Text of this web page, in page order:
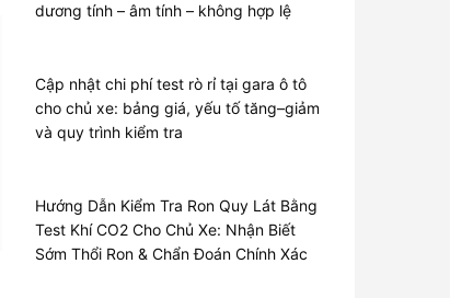
dương tính – âm tính – không hợp lệ
Cập nhật chi phí test rò rỉ tại gara ô tô
cho chủ xe: bảng giá, yếu tố tăng–giảm
và quy trình kiểm tra
Hướng Dẫn Kiểm Tra Ron Quy Lát Bằng
Test Khí CO2 Cho Chủ Xe: Nhận Biết
Sớm Thổi Ron & Chẩn Đoán Chính Xác